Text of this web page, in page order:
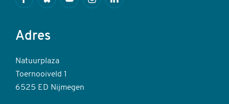
FacebookBlueskyYoutubeInstagramLinkedin
Adres
Natuurplaza
Toernooiveld 1
6525 ED Nijmegen